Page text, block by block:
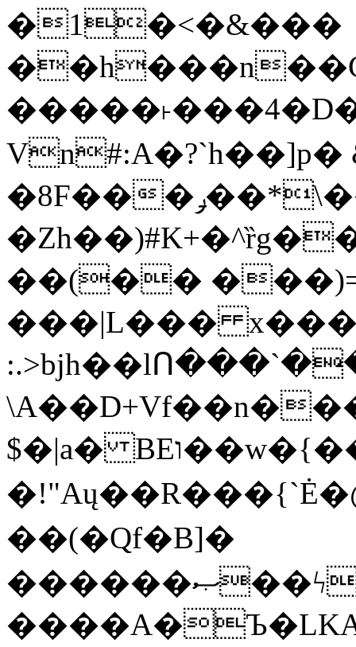
�1�<�&���
Vn#:A�?`h��]p�
�8F���ݛ��*\��U��S
��(��
���|L���
$�|a� BEו��w�{���;���q�X��d%�������W� hU�(�1�Ū}9�S�F<��i�L3�;�
��(�Qf�B]�
������ޞ��ϟak��r��_39$�8�p���7�2�yIZ�R��x��/